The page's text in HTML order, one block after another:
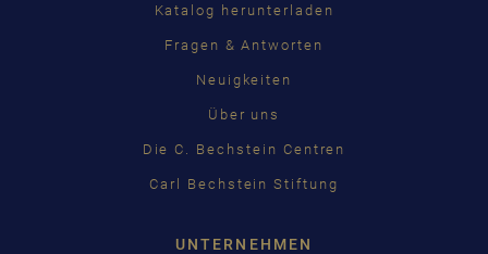
Katalog herunterladen
Fragen & Antworten
Neuigkeiten
Über uns
Die C. Bechstein Centren
Carl Bechstein Stiftung
UNTERNEHMEN